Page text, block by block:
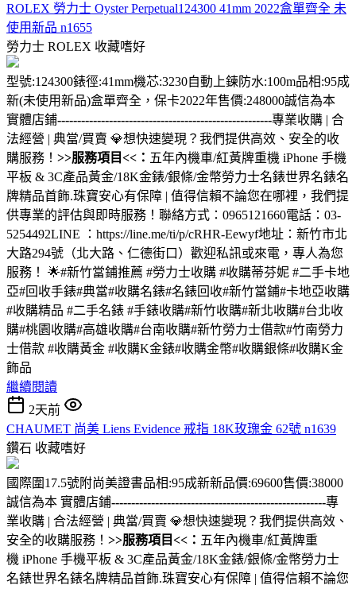
ROLEX 勞力士 Oyster Perpetual124300 41mm 2022盒單齊全 未
使用新品 n1655
勞力士 ROLEX 收藏嗜好
型號:124300錶徑:41mm機芯:3230自動上鍊防水:100m品相:95成
新(未使用新品)盒單齊全，保卡2022年售價:248000誠信為本
實體店鋪------------------------------------------------------專業收購 | 合
法經營 | 典當/買賣 💎想快速變現？我們提供高效、安全的收
購服務！ >>服務項目<<： 五年內機車/紅黃牌重機 iPhone 手機
平板 & 3C產品黃金/18K金錶/銀條/金幣勞力士名錶世界名錶名
牌精品首飾.珠寶安心有保障 | 值得信賴不論您在哪裡，我們提
供專業的評估與即時服務！聯絡方式：0965121660電話：03-
5254492LINE ：https://line.me/ti/p/cRHR-Eewyf地址：新竹市北
大路294號（北大路、仁德街口）歡迎私訊或來電，專人為您
服務！ 🌟#新竹當鋪推薦 #勞力士收購 #收購蒂芬妮 #二手卡地
亞#回收手錶#典當#收購名錶#名錶回收#新竹當鋪#卡地亞收購
#收購精品 #二手名錶 #手錶收購#新竹收購#新北收購#台北收
購#桃園收購#高雄收購#台南收購#新竹勞力士借款#竹南勞力
士借款 #收購黃金 #收購K金錶#收購金幣#收購銀條#收購K金
飾品
繼續閱讀
2天前
CHAUMET 尚美 Liens Evidence 戒指 18K玫瑰金 62號 n1639
鑽石 收藏嗜好
國際圍17.5號附尚美證書品相:95成新新品價:69600售價:38000
誠信為本 實體店鋪------------------------------------------------------專
業收購 | 合法經營 | 典當/買賣 💎想快速變現？我們提供高效、
安全的收購服務！ >>服務項目<<： 五年內機車/紅黃牌重
機 iPhone 手機平板 & 3C產品黃金/18K金錶/銀條/金幣勞力士
名錶世界名錶名牌精品首飾.珠寶安心有保障 | 值得信賴不論您